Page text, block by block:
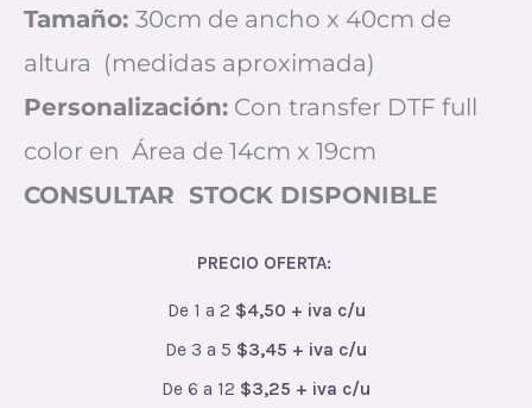
Tamaño: 30cm de ancho x 40cm de
altura (medidas aproximada)
Personalización: Con transfer DTF full
color en Área de 14cm x 19cm
CONSULTAR STOCK DISPONIBLE
PRECIO OFERTA:
De 1 a 2 $4,50 + iva c/u
De 3 a 5 $3,45 + iva c/u
De 6 a 12 $3,25 + iva c/u